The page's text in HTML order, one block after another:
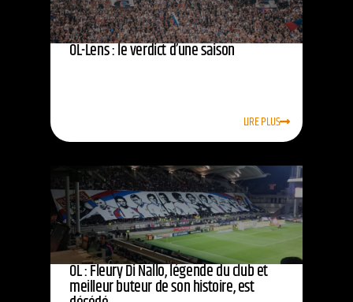
OL-Lens : le verdict d’une saison
LIRE PLUS
OL : Fleury Di Nallo, légende du club et
meilleur buteur de son histoire, est